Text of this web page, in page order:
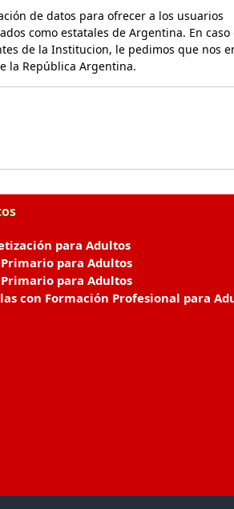
de datos para ofrecer a los usuarios
como estatales de Argentina. En caso
de la Institucion, le pedimos que nos
la República Argentina.
para Adultos
para Adultos
para Adultos
con Formación Profesional para